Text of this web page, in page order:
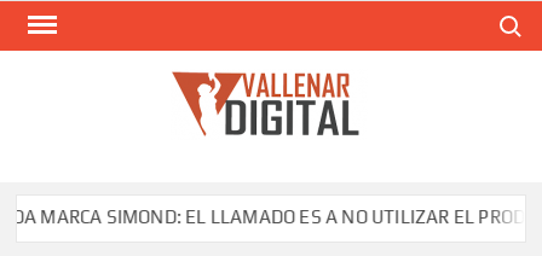
Saltar
SIMOND: EL LLAMADO ES A NO UTILIZAR EL PRODUCTO